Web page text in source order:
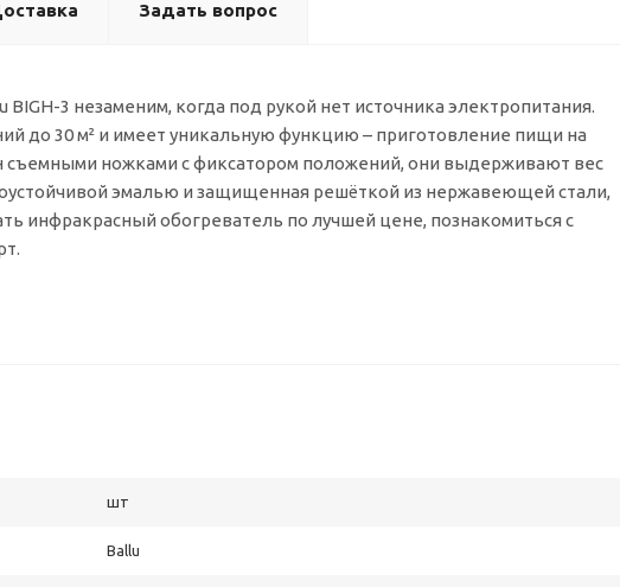
Задать вопрос
3 незаменим, когда под рукой нет источника электропитания.
до 30 м² и имеет уникальную функцию – приготовление пищи на
съемными ножками с фиксатором положений, они выдерживают вес
эмалью и защищенная решёткой из нержавеющей стали,
инфракрасный обогреватель по лучшей цене, познакомиться с
шт
Ballu